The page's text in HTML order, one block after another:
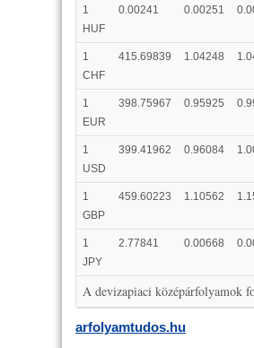
1
HUF
0.00241 0.00251
1
CHF
415.69839 1.04248
1
EUR
398.75967 0.95925
1
USD
399.41962 0.96084
1
GBP
459.60223 1.10562
1
JPY
2.77841 0.00668
A devizapiaci középárfolyamok
arfolyamtudos.hu